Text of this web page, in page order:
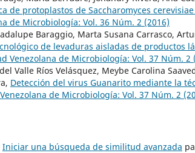
de protoplastos de Saccharomyces
de Microbiología: Vol. 36 Núm. 2 (2016)
Baraggio, Marta Susana Carrasco,
de levaduras aisladas de productos
Venezolana de Microbiología: Vol. 37 Núm. 2
Valle Ríos Velásquez, Meybe Carolina
Detección del virus Guanarito mediante la
de Microbiología: Vol. 37 Núm. 2
Iniciar una búsqueda de similitud avanzada